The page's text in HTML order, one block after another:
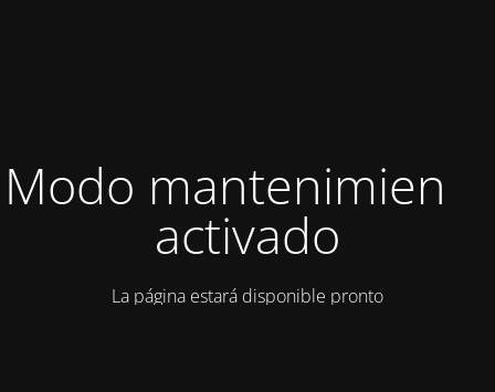
Modo mantenimiento
activado
La página estará disponible pronto